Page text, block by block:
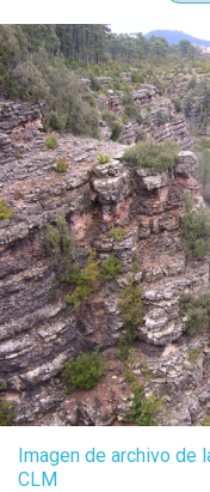
Imagen de archivo de
CLM